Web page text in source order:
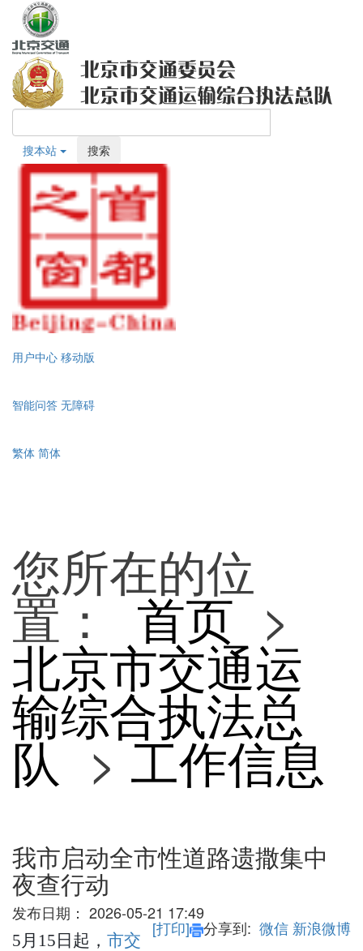
搜本站 搜索
用户中心 移动版
智能问答 无障碍
繁体 简体
您所在的位
置：首页>
北京市交通运
输综合执法总
队>工作信息
我市启动全市性道路遗撒集中
夜查行动
发布日期： 2026-05-21 17:49
[打印] 分享到: 微信 新浪微博
5月15日起， 市交